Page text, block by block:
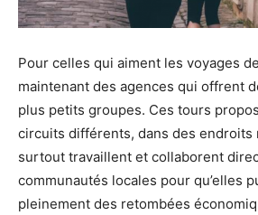
Pour celles qui aiment les voyages
maintenant des agences qui offrent
plus petits groupes. Ces tours
circuits différents, dans des endroits
surtout travaillent et collaborent
communautés locales pour qu’elles
pleinement des retombées